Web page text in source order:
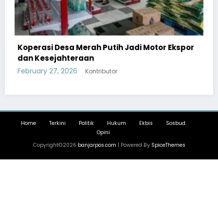
Ekspor
Upaya Intervensi Pemerintah Untuk
Masyarakat
February 4, 2026